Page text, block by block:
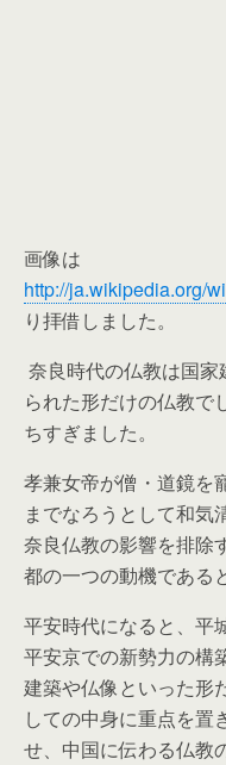
画像は
http://ja.wikipedia.org/
り拝借しました。
奈良時代の仏教は国
られた形だけの仏教で
ちすぎました。
孝兼女帝が僧・道鏡を
までなろうとして和気
奈良仏教の影響を排除
都の一つの動機である
平安時代になると、平
平安京での新勢力の構
建築や仏像といった形
しての中身に重点を置き
せ、中国に伝わる仏教